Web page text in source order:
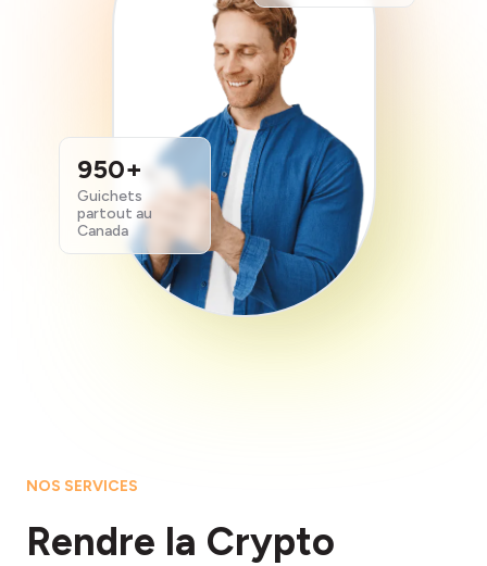
950+
Guichets
partout au
Canada
NOS SERVICES
Rendre la Crypto